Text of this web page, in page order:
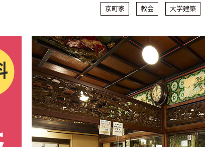
京町家
教会 大学建築